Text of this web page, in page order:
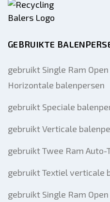
Mobiel
GEBRUIKTE
gebruikt Single Ram
Horizontale balenpersen
gebruikt Speciale
gebruikt Verticale
gebruikt Twee Ram
gebruikt Textiel verticale
gebruikt Single Ram